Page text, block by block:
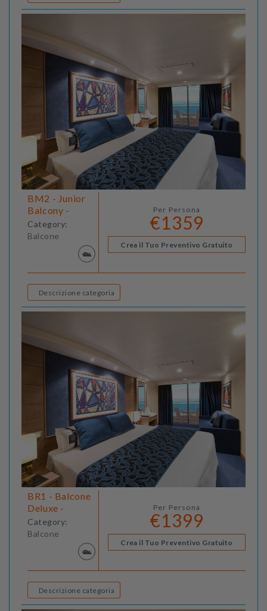
BM2 - Junior
Balcony -
Category:
Balcone
Per Persona
€1359
Crea il Tuo Preventivo Gratuito
Descrizione categoria
BR1 - Balcone
Deluxe -
Category:
Balcone
Per Persona
€1399
Crea il Tuo Preventivo Gratuito
Descrizione categoria